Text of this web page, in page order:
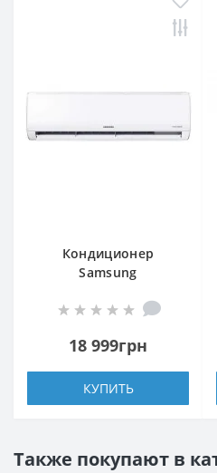
Кондиционер
Samsung
18 999грн
КУПИТЬ
Также покупают в